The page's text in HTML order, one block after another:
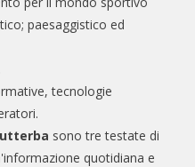
paesaggistico ed
tecnologie
sono tre testate di
quotidiana e